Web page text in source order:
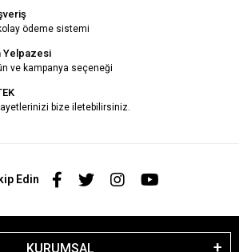
ödeme sistemi
Yelpazesi
ve kampanya seçeneği
bize iletebilirsiniz.
Edin
KURUMSAL